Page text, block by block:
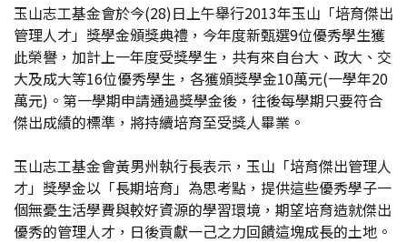
玉山志工基金會於今(28)日上午舉行2013年玉山「培育傑出
管理人才」獎學金頒獎典禮，今年度新甄選9位優秀學生獲
此榮譽，加計上一年度受獎學生，共有來自台大、政大、交
大及成大等16位優秀學生，各獲頒獎學金10萬元(一學年20
萬元)。第一學期申請通過獎學金後，往後每學期只要符合
傑出成績的標準，將持續培育至受獎人畢業。
玉山志工基金會黃男州執行長表示，玉山「培育傑出管理人
才」獎學金以「長期培育」為思考點，提供這些優秀學子一
個無憂生活學費與較好資源的學習環境，期望培育造就傑出
優秀的管理人才，日後貢獻一己之力回饋這塊成長的土地。